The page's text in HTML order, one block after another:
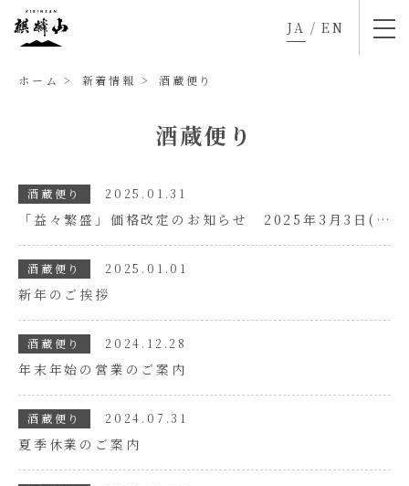
JA / EN
ホーム 新着情報 酒蔵便り
酒蔵便り
酒蔵便り 2025.01.31
「益々繁盛」価格改定のお知らせ 2025年3月3日(月)より
酒蔵便り 2025.01.01
新年のご挨拶
酒蔵便り 2024.12.28
年末年始の営業のご案内
酒蔵便り 2024.07.31
夏季休業のご案内